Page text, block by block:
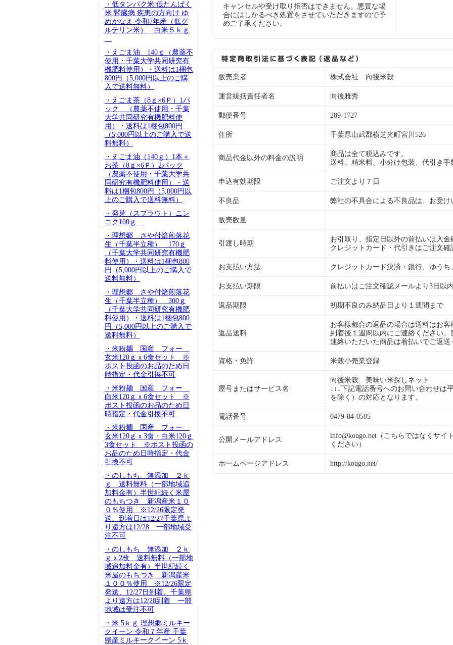
・低タンパク米 低たんぱく
米 腎臓病 疾患の方向け ゆ
めかなえ 令和7年産（低グ
ルテリン米） 白米５ｋｇ
・えごま油 140ｇ（農薬不
使用・千葉大学共同研究有
機肥料使用）・送料は1梱包
800円（5,000円以上のご購
入で送料無料）
・えごま茶（8ｇ×6Ｐ）1パ
ック （農薬不使用・千葉
大学共同研究有機肥料使
用）・送料は1梱包800円
（5,000円以上のご購入で送
料無料）
・えごま油（140ｇ）1本＋
お茶（8ｇ×6Ｐ）2パック
（農薬不使用・千葉大学共
同研究有機肥料使用）・送
料は1梱包800円（5,000円以
上のご購入で送料無料）
・発芽（スプラウト）ニン
ニク100ｇ
・理想郷 さや付焙煎落花
生（千葉半立種） 170ｇ
（千葉大学共同研究有機肥
料使用）・送料は1梱包800
円（5,000円以上のご購入で
送料無料）
・理想郷 さや付焙煎落花
生（千葉半立種） 300ｇ
（千葉大学共同研究有機肥
料使用）・送料は1梱包800
円（5,000円以上のご購入で
送料無料）
・米粉麺 国産 フォー
玄米120ｇｘ6食セット ※
ポスト投函のお品のため日
時指定・代金引換不可
・米粉麺 国産 フォー
白米120ｇｘ6食セット ※
ポスト投函のお品のため日
時指定・代金引換不可
・米粉麺 国産 フォー
玄米120ｇｘ3食・白米120ｇ
3食セット ※ポスト投函の
お品のため日時指定・代金
引換不可
・のしもち 無添加 ２ｋ
ｇ 送料無料（一部地域追
加料金有）半世紀続く米屋
のもちつき 新潟産米１０
０％使用 ※12/26限定発
送、到着日は12/27千葉県よ
り遠方は12/28 一部地域受
注不可
・のしもち 無添加 ２ｋ
ｇｘ2枚 送料無料（一部地
域追加料金有）半世紀続く
米屋のもちつき 新潟産米
１００％使用 ※12/26限定
発送、12/27日到着、千葉県
より遠方は12/28到着 一部
地域は受注不可
・米 5ｋｇ 理想郷ミルキー
クイーン 令和７年産 千葉
県産ミルキークイーン 5ｋ
キャンセルや受け取り拒否はできません。悪質な場
合にはしかるべき処置をさせていただきますので予
めご了承ください。
販売業者 株式会社 向後米穀
運営統括責任者名 向後雅秀
郵便番号 289-1727
住所 千葉県山武郡横芝光町宮川526
商品代金以外の料金の説明
商品は全て税込みです。
送料、精米料、小分け包装、代引き手
申込有効期限 ご注文より７日
不良品 弊社の不具合による不良品は、お受け
販売数量
引渡し時期
お引取り、指定日以外の前払いは入
クレジットカード・代引きはご注文
お支払い方法 クレジットカード決済・銀行、ゆう
お支払い期限 前払いはご注文確認メールより3日以
返品期限 初期不良のみ納品日より１週間まで
返品送料
お客様都合の返品の場合は送料はお
到着後１週間以内にご連絡ください
連絡いただいた商品は着払いでご返送
資格・免許 米穀小売業登録
屋号またはサービス名
向後米穀 美味い米探しネット
↓↓↓下記電話番号へのお問い合わせは
を除く）の対応となります。
電話番号 0479-84-0505
公開メールアドレス
info@kougo.net（こちらではなくサ
ください）
ホームページアドレス http://kougo.net/